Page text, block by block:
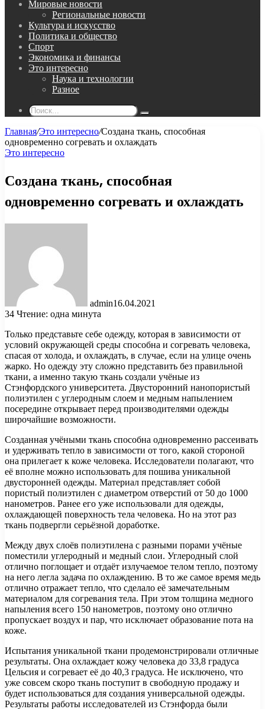
Мировые новости
Региональные новости
Культура и искусство
Политика и общество
Спорт
Экономика и финансы
Это интересно
Наука и технологии
Разное
Поиск...
Главная/Это интересно/Создана ткань, способная
одновременно согревать и охлаждать
Это интересно
Создана ткань, способная
одновременно согревать и охлаждать
admin16.04.2021
34 Чтение: одна минута
Только представьте себе одежду, которая в зависимости от
условий окружающей среды способна и согревать человека,
спасая от холода, и охлаждать, в случае, если на улице очень
жарко. Но одежду эту сложно представить без правильной
ткани, а именно такую ткань создали учёные из
Стэнфордского университета. Двусторонний нанопористый
полиэтилен с углеродным слоем и медным напылением
посередине открывает перед производителями одежды
широчайшие возможности.
Созданная учёными ткань способна одновременно рассеивать
и удерживать тепло в зависимости от того, какой стороной
она прилегает к коже человека. Исследователи полагают, что
её вполне можно использовать для пошива уникальной
двусторонней одежды. Материал представляет собой
пористый полиэтилен с диаметром отверстий от 50 до 1000
нанометров. Ранее его уже использовали для одежды,
охлаждающей поверхность тела человека. Но на этот раз
ткань подвергли серьёзной доработке.
Между двух слоёв полиэтилена с разными порами учёные
поместили углеродный и медный слои. Углеродный слой
отлично поглощает и отдаёт излучаемое телом тепло, поэтому
на него легла задача по охлаждению. В то же самое время медь
отлично отражает тепло, что сделало её замечательным
материалом для согревания тела. При этом толщина медного
напыления всего 150 нанометров, поэтому оно отлично
пропускает воздух и пар, что исключает образование пота на
коже.
Испытания уникальной ткани продемонстрировали отличные
результаты. Она охлаждает кожу человека до 33,8 градуса
Цельсия и согревает её до 40,3 градуса. Не исключено, что
уже совсем скоро ткань поступит в свободную продажу и
будет использоваться для создания универсальной одежды.
Результаты работы исследователей из Стэнфорда были